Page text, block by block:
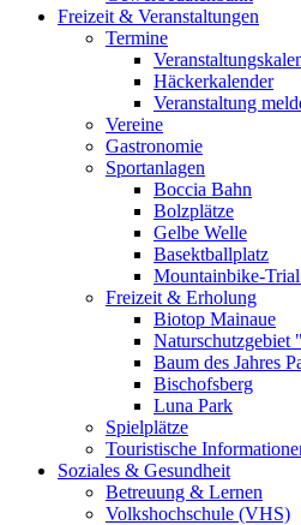
Freizeit & Veranstaltungen
Termine
Häckerkalender
Veranstaltung
Vereine
Gastronomie
Sportanlagen
Boccia Bahn
Bolzplätze
Gelbe Welle
Basektballplatz
Mountainbike-
Freizeit & Erholung
Biotop Mainaue
Naturschutzgebiet
Baum des Jahres
Bischofsberg
Luna Park
Spielplätze
Touristische
Soziales & Gesundheit
Betreuung & Lernen
Volkshochschule (VHS)